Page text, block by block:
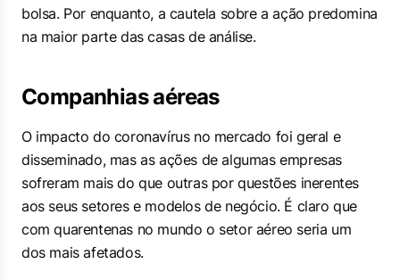
bolsa. Por enquanto, a cautela sobre a ação predomina
na maior parte das casas de análise.
Companhias aéreas
O impacto do coronavírus no mercado foi geral e
disseminado, mas as ações de algumas empresas
sofreram mais do que outras por questões inerentes
aos seus setores e modelos de negócio. É claro que
com quarentenas no mundo o setor aéreo seria um
dos mais afetados.